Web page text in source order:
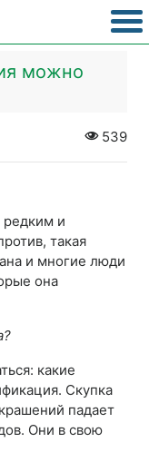
можно
539
редким и
такая
и многие люди
она
какие
Скупка
падает
Они в свою